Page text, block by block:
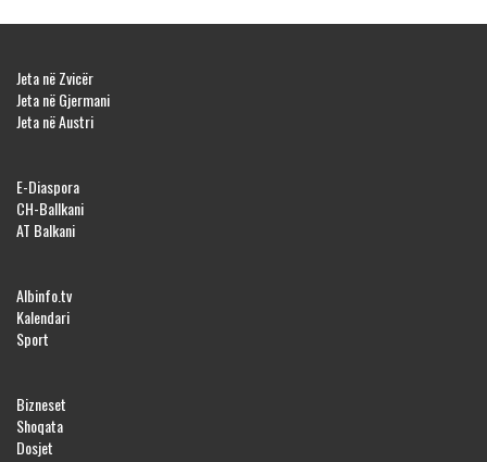
Jeta në Zvicër
Jeta në Gjermani
Jeta në Austri
E-Diaspora
CH-Ballkani
AT Balkani
Albinfo.tv
Kalendari
Sport
Bizneset
Shoqata
Dosjet